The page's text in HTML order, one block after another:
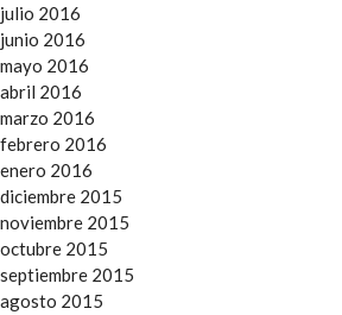
julio 2016
junio 2016
mayo 2016
abril 2016
marzo 2016
febrero 2016
enero 2016
diciembre 2015
noviembre 2015
octubre 2015
septiembre 2015
agosto 2015